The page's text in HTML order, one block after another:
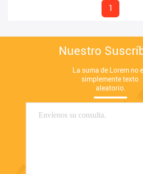
1
Nuestro
La suma de Lorem no
simplemente texto
aleatorio.